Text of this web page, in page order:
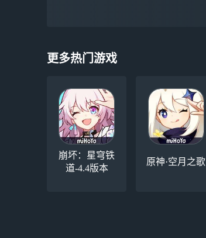
更多热门游戏
崩坏：星穹铁
道-4.4版本
原神·空月之歌